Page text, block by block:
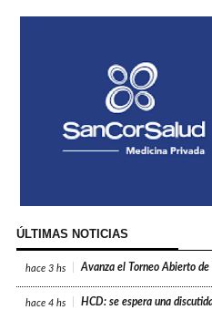
ÚLTIMAS NOTICIAS
hace 3 hs Avanza el Torneo Abierto
hace 4 hs HCD: se espera una